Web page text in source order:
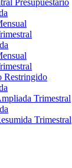
Presupuestario
Restringido
Trimestral
Trimestral